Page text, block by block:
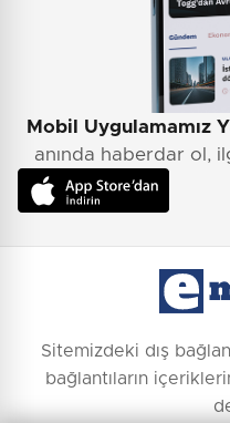
Mobil Uygulamamız
anında haberdar ol,
Sitemizdeki dış
bağlantıların